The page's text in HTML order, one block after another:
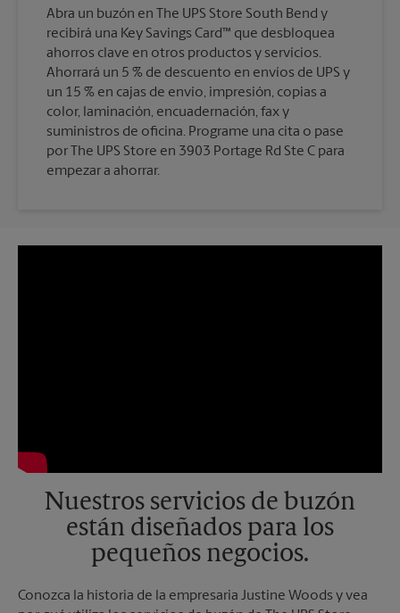
Abra un buzón en The UPS Store South Bend y
recibirá una Key Savings Card™ que desbloquea
ahorros clave en otros productos y servicios.
Ahorrará un 5 % de descuento en envíos de UPS y
un 15 % en cajas de envío, impresión, copias a
color, laminación, encuadernación, fax y
suministros de oficina. Programe una cita o pase
por The UPS Store en 3903 Portage Rd Ste C para
empezar a ahorrar.
Nuestros servicios de buzón
están diseñados para los
pequeños negocios.
Conozca la historia de la empresaria Justine Woods y vea